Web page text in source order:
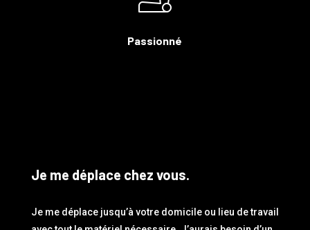
Passionné
Je me déplace chez vous.
Je me déplace jusqu’à votre domicile ou lieu de travail